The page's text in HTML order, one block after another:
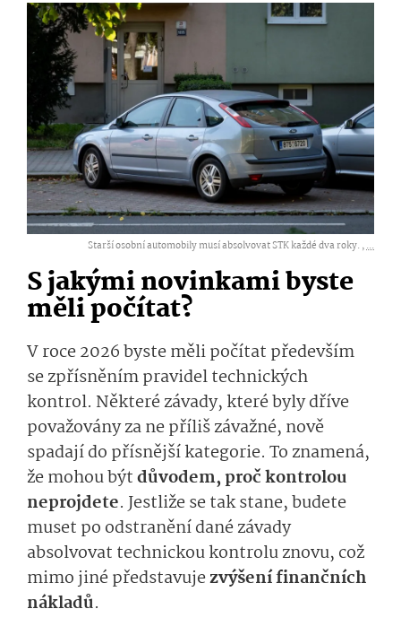
Starší osobní automobily musí absolvovat STK každé dva roky. ,...
S jakými novinkami byste
měli počítat?
V roce 2026 byste měli počítat především
se zpřísněním pravidel technických
kontrol. Některé závady, které byly dříve
považovány za ne příliš závažné, nově
spadají do přísnější kategorie. To znamená,
že mohou býtdůvodem, proč kontrolou
neprojdete. Jestliže se tak stane, budete
muset po odstranění dané závady
absolvovat technickou kontrolu znovu, což
mimo jiné představujezvýšení finančních
nákladů.